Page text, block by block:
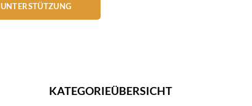
UNTERSTÜTZUNG
KATEGORIEÜBERSICHT